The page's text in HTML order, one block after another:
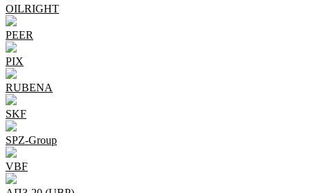
OILRIGHT
PEER
PIX
RUBENA
SKF
SPZ-Group
VBF